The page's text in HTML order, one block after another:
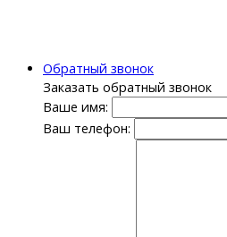
Обратный звонок
Заказать обратный звонок
Ваше имя:
Ваш телефон: